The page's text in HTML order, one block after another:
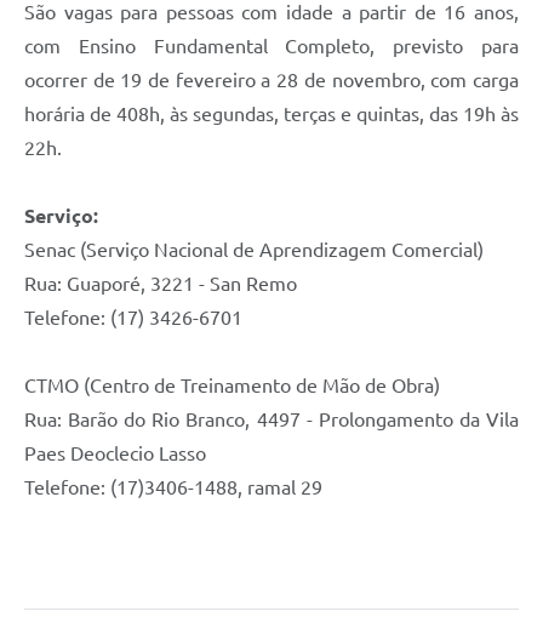
São vagas para pessoas com idade a partir de 16 anos,
com Ensino Fundamental Completo, previsto para
ocorrer de 19 de fevereiro a 28 de novembro, com carga
horária de 408h, às segundas, terças e quintas, das 19h às
22h.
Serviço:
Senac (Serviço Nacional de Aprendizagem Comercial)
Rua: Guaporé, 3221 - San Remo
Telefone: (17) 3426-6701
CTMO (Centro de Treinamento de Mão de Obra)
Rua: Barão do Rio Branco, 4497 - Prolongamento da Vila
Paes Deoclecio Lasso
Telefone: (17)3406-1488, ramal 29